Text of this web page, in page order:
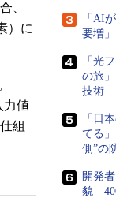
、
）に
力値
組
「AI
要増
「光
の旅
技術
「日
てる
側”の
開発
貌